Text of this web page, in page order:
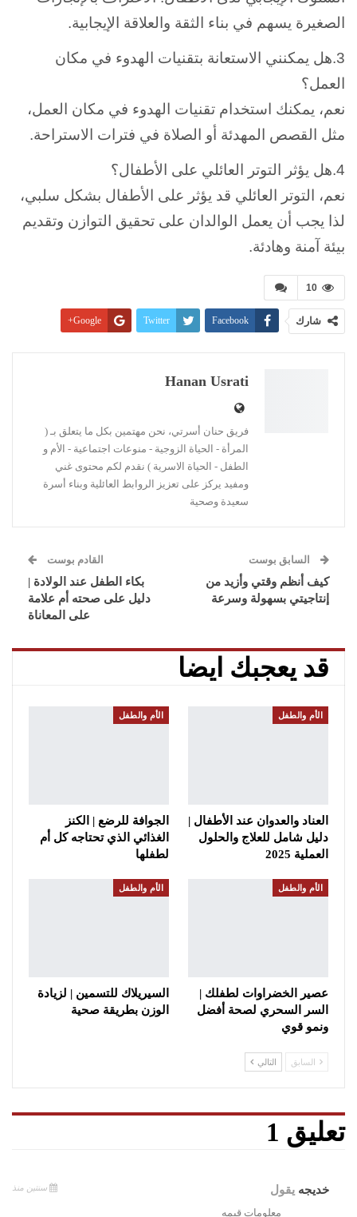
الصغيرة يسهم في بناء الثقة والعلاقة الإيجابية.
3.هل يمكنني الاستعانة بتقنيات الهدوء في مكان
العمل؟
نعم، يمكنك استخدام تقنيات الهدوء في مكان العمل،
مثل القصص المهدئة أو الصلاة في فترات الاستراحة.
4.هل يؤثر التوتر العائلي على الأطفال؟
نعم، التوتر العائلي قد يؤثر على الأطفال بشكل سلبي،
لذا يجب أن يعمل الوالدان على تحقيق التوازن وتقديم
بيئة آمنة وهادئة.
10
شارك Facebook
Twitter
Google+
Linkedin
Hanan Usrati
فريق حنان أسرتي، نحن مهتمين بكل ما يتعلق بـ (
المرأة - الحياة الزوجية - منوعات اجتماعية - الأم و
الطفل - الحياة الاسرية ) نقدم لكم محتوى غني
ومفيد يركز على تعزيز الروابط العائلية وبناء أسرة
سعيدة وصحية
السابق بوست
كيف أنظم وقتي وأزيد من
إنتاجيتي بسهولة وسرعة
القادم بوست
بكاء الطفل عند الولادة |
دليل على صحته أم علامة
على المعاناة
قد يعجبك ايضا
الأم والطفل
العناد والعدوان عند الأطفال |
دليل شامل للعلاج والحلول
العملية 2025
الأم والطفل
الجوافة للرضع | الكنز
الغذائي الذي تحتاجه كل أم
لطفلها
الأم والطفل
عصير الخضراوات لطفلك |
السر السحري لصحة أفضل
ونمو قوي
الأم والطفل
السيريلاك للتسمين | لزيادة
الوزن بطريقة صحية
السابق التالي
تعليق 1
خديجه يقول سنتين منذ
معلومات قيمه